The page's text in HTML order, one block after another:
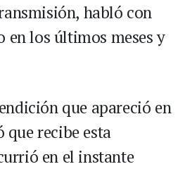
habló con
en los últimos meses y
que apareció en
recibe esta
en el instante